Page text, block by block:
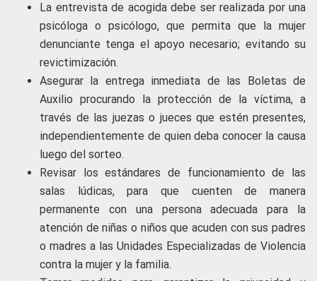
La entrevista de acogida debe ser realizada por una
psicóloga o psicólogo, que permita que la mujer
denunciante tenga el apoyo necesario; evitando su
revictimización.
Asegurar la entrega inmediata de las Boletas de
Auxilio procurando la protección de la víctima, a
través de las juezas o jueces que estén presentes,
independientemente de quien deba conocer la causa
luego del sorteo.
Revisar los estándares de funcionamiento de las
salas lúdicas, para que cuenten de manera
permanente con una persona adecuada para la
atención de niñas o niños que acuden con sus padres
o madres a las Unidades Especializadas de Violencia
contra la mujer y la familia.